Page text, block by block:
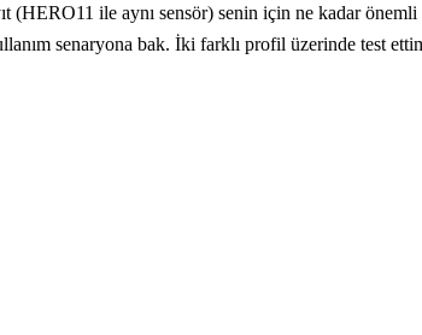
ile aynı sensör) senin için ne kadar
senaryona bak. İki farklı profil üzerinde test